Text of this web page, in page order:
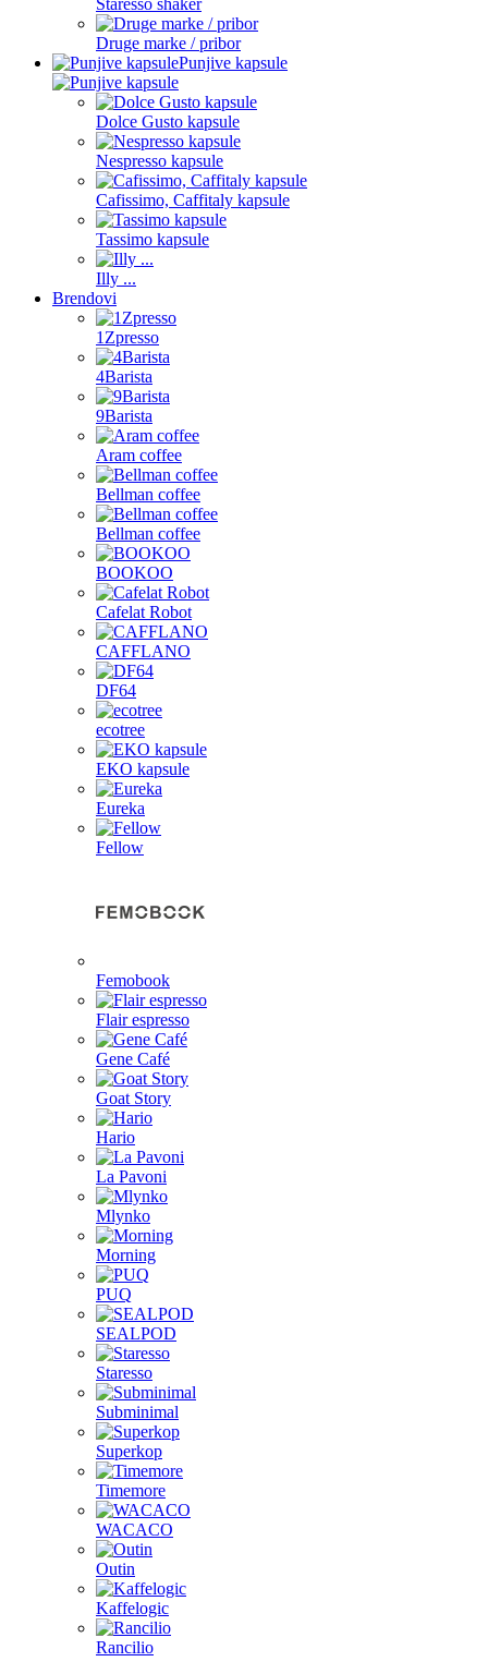
Staresso shaker
Druge marke / pribor
Punjive kapsule
Dolce Gusto kapsule
Nespresso kapsule
Cafissimo, Caffitaly kapsule
Tassimo kapsule
Illy ...
Brendovi
1Zpresso
4Barista
9Barista
Aram coffee
Bellman coffee
Bellman coffee
BOOKOO
Cafelat Robot
CAFFLANO
DF64
ecotree
EKO kapsule
Eureka
Fellow
Femobook
Flair espresso
Gene Café
Goat Story
Hario
La Pavoni
Mlynko
Morning
PUQ
SEALPOD
Staresso
Subminimal
Superkop
Timemore
WACACO
Outin
Kaffelogic
Rancilio